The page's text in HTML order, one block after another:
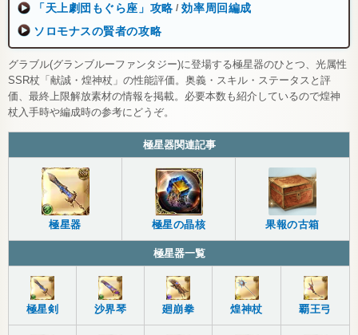
「天上劇団もぐら座」攻略 / 効率周回編成
ソロモナスの賢者の攻略
グラブル(グランブルーファンタジー)に登場する極星器のひとつ、光属性
SSR杖「献誠・煌神杖」の性能評価。奥義・スキル・ステータスと評
価、最終上限解放素材の情報を掲載。必要本数も紹介しているので煌神
杖入手時や編成時の参考にどうぞ。
極星器関連記事
極星器 極星の晶核 果報の古箱
極星器一覧
極星剣 沙界琴 廻崩拳 煌神杖 覇王弓